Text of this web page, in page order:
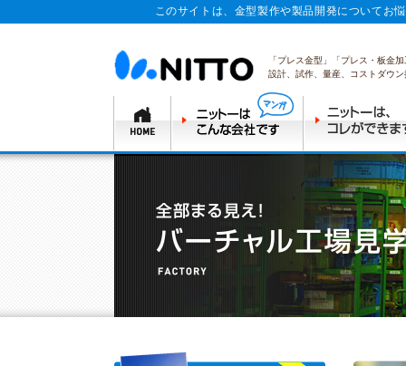
このサイトは、金型製作や製品開発についてお
「プレス金型」「プレス・板金
設計、試作、量産、コストダウ